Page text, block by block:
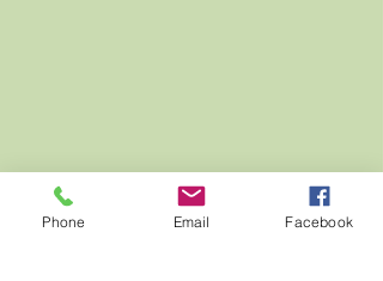
Phone Email Facebook